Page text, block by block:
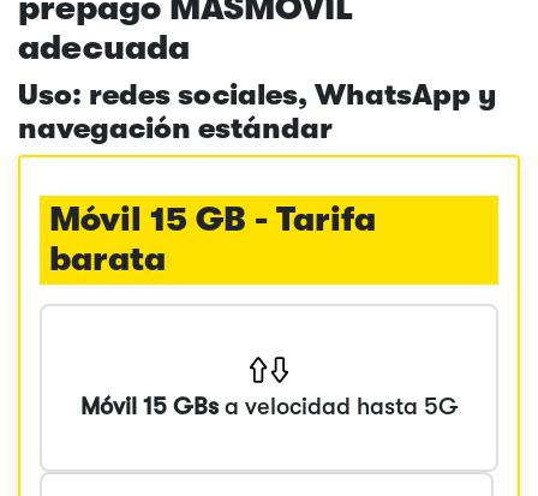
prepago MASMOVIL
adecuada
Uso: redes sociales, WhatsApp y
navegación estándar
Móvil 15 GB - Tarifa
barata
Móvil 15 GBs a velocidad hasta 5G